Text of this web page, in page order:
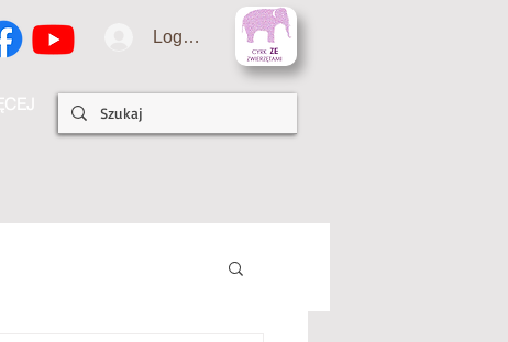
Logowanie